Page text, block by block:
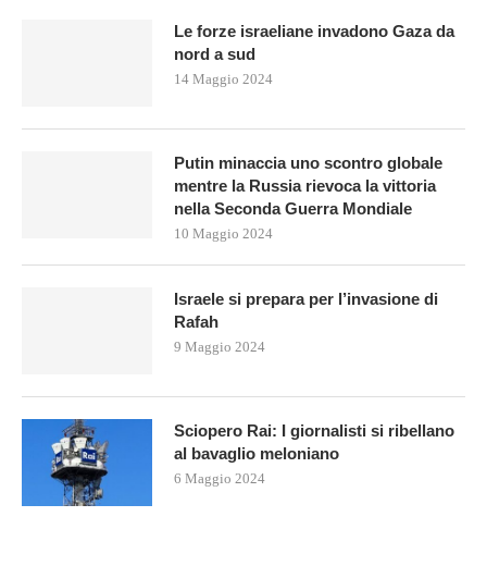
Le forze israeliane invadono Gaza da
nord a sud
14 Maggio 2024
Putin minaccia uno scontro globale
mentre la Russia rievoca la vittoria
nella Seconda Guerra Mondiale
10 Maggio 2024
Israele si prepara per l’invasione di
Rafah
9 Maggio 2024
Sciopero Rai: I giornalisti si ribellano
al bavaglio meloniano
6 Maggio 2024